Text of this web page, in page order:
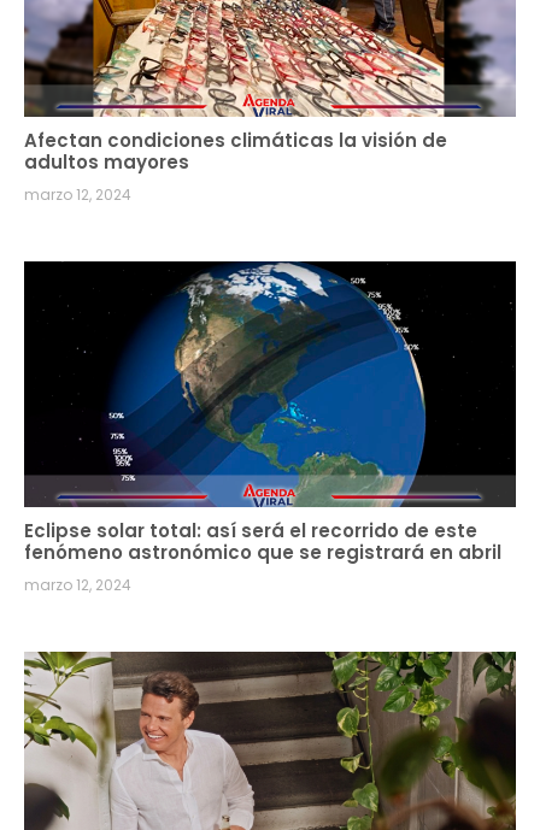
Afectan condiciones climáticas la visión de
adultos mayores
marzo 12, 2024
Eclipse solar total: así será el recorrido de este
fenómeno astronómico que se registrará en abril
marzo 12, 2024